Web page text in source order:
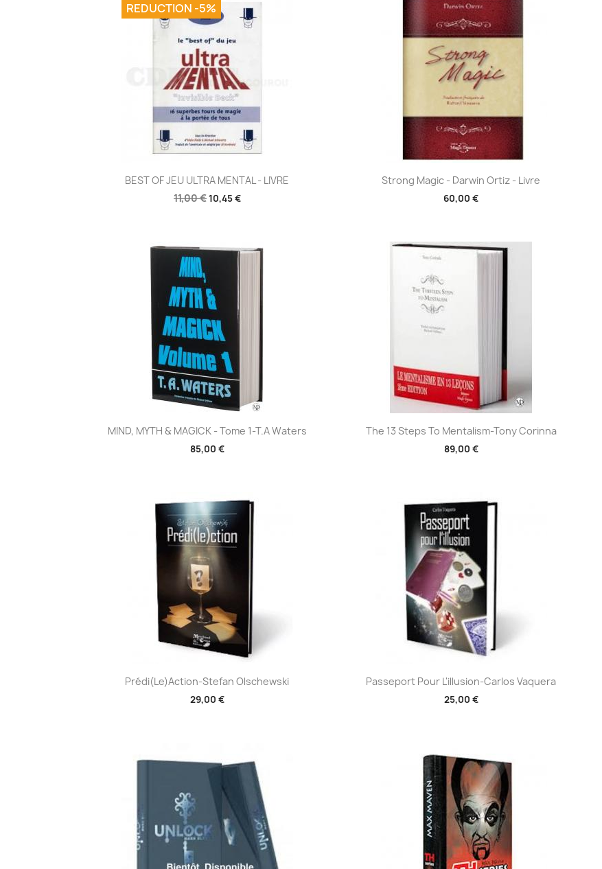
Aperçu rapide
BEST OF JEU ULTRA MENTAL - LIVRE
11,00 €10,45 €
REDUCTION -5%
Aperçu rapide
Strong Magic - Darwin Ortiz - Livre
60,00 €
Aperçu rapide
MIND, MYTH & MAGICK - Tome 1-T.A Waters
85,00 €
Aperçu rapide
The 13 Steps To Mentalism-Tony Corinna
89,00 €
Aperçu rapide
Prédi(le)action-Stefan Olschewski
29,00 €
Aperçu rapide
Passeport Pour L'illusion-Carlos Vaquera
25,00 €